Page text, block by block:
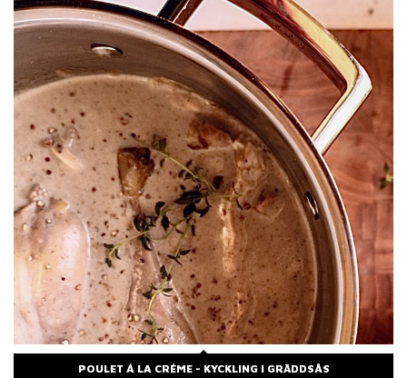
POULET Á LA CRÉME - KYCKLING I GRÄDDSÅS